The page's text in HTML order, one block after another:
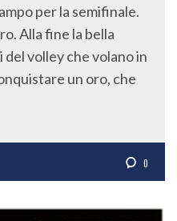
per la semifinale.
Alla fine la bella
volley che volano in
un oro, che
0